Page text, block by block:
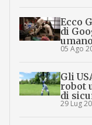
Ecco
di
05 Ago
Gli
robot
di
29 Lug